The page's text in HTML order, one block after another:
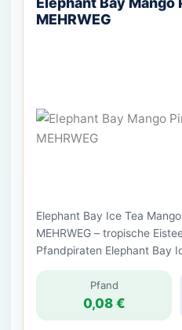
MEHRWEG
Elephant Bay Ice Tea
MEHRWEG – tropische
Pfandpiraten Elephant Bay
Glasflasche mit tropischem
Geschmack. Der Drink
Pfand
0,08 €